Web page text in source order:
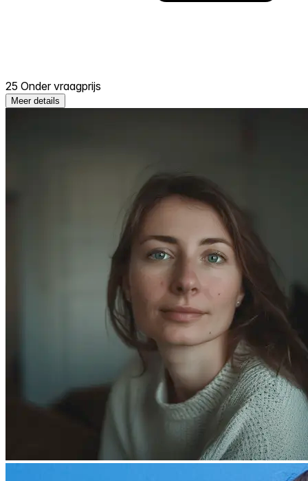
25 Onder vraagprijs
Meer details